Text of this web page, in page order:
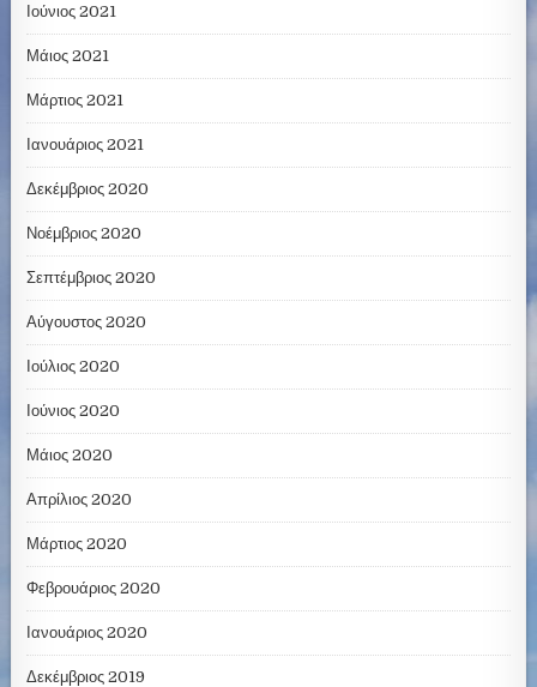
Ιούνιος 2021
Μάιος 2021
Μάρτιος 2021
Ιανουάριος 2021
Δεκέμβριος 2020
Νοέμβριος 2020
Σεπτέμβριος 2020
Αύγουστος 2020
Ιούλιος 2020
Ιούνιος 2020
Μάιος 2020
Απρίλιος 2020
Μάρτιος 2020
Φεβρουάριος 2020
Ιανουάριος 2020
Δεκέμβριος 2019